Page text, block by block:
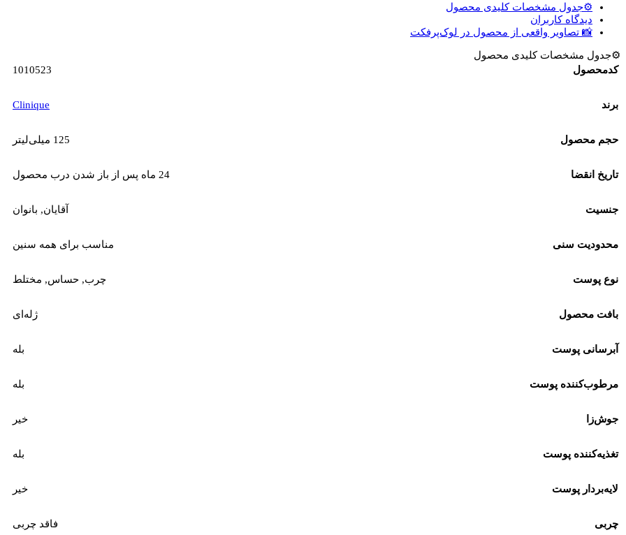
⚙️جدول مشخصات کلیدی محصول
دیدگاه کاربران
📸 تصاویر واقعی از محصول در لوک‌پرفکت
⚙️جدول مشخصات کلیدی محصول
کدمحصول
1010523
برند Clinique
حجم محصول 125 میلی‌لیتر
تاریخ انقضا 24 ماه پس از باز شدن درب محصول
جنسیت آقایان, بانوان
محدودیت سنی مناسب برای همه سنین
نوع پوست چرب, حساس, مختلط
بافت محصول ژله‌ای
آبرسانی پوست بله
مرطوب‌کننده پوست بله
جوش‌زا خیر
تغذیه‌کننده پوست بله
لایه‌بردار پوست خیر
چربی فاقد چربی